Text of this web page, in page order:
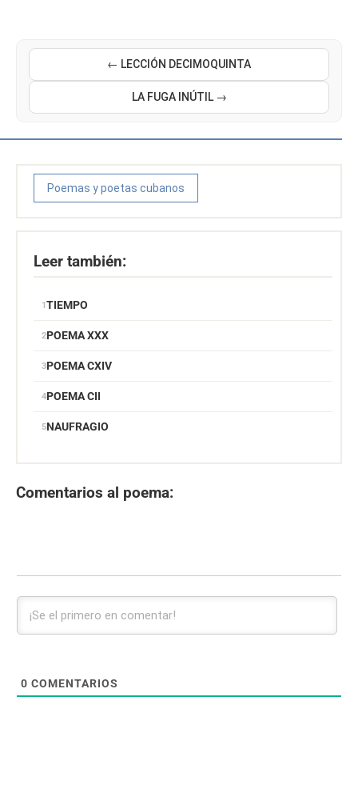
← LECCIÓN DECIMOQUINTA
LA FUGA INÚTIL →
Poemas y poetas cubanos
Leer también:
TIEMPO
POEMA XXX
POEMA CXIV
POEMA CII
NAUFRAGIO
Comentarios al poema:
0 COMENTARIOS